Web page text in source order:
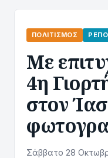
ΠΟΛΙΤΙΣΜΌΣ
Με
4η
στον
Σάββατο 28